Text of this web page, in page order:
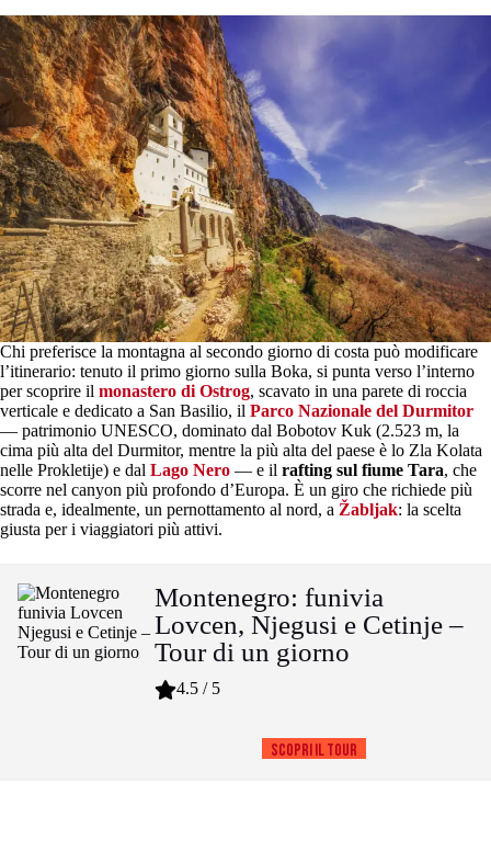
Chi preferisce la montagna al secondo giorno di costa può modificare
l’itinerario: tenuto il primo giorno sulla Boka, si punta verso l’interno
per scoprire il monastero di Ostrog, scavato in una parete di roccia
verticale e dedicato a San Basilio, il Parco Nazionale del Durmitor
— patrimonio UNESCO, dominato dal Bobotov Kuk (2.523 m, la
cima più alta del Durmitor, mentre la più alta del paese è lo Zla Kolata
nelle Prokletije) e dal Lago Nero — e il rafting sul fiume Tara, che
scorre nel canyon più profondo d’Europa. È un giro che richiede più
strada e, idealmente, un pernottamento al nord, a Žabljak: la scelta
giusta per i viaggiatori più attivi.
Montenegro: funivia
Lovcen, Njegusi e Cetinje –
Tour di un giorno
4.5 / 5
Scopri il tour